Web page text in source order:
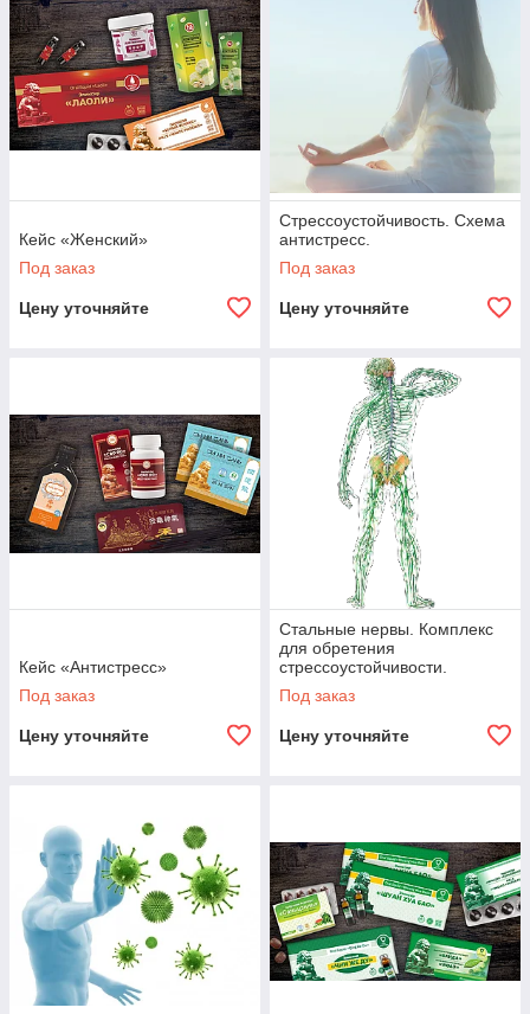
Кейс «Женский»
Под заказ
Цену уточняйте
Стрессоустойчивость. Схема
антистресс.
Под заказ
Цену уточняйте
Кейс «Антистресс»
Под заказ
Цену уточняйте
Стальные нервы. Комплекс
для обретения
стрессоустойчивости.
Под заказ
Цену уточняйте